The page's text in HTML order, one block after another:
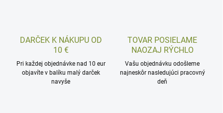
DARČEK K NÁKUPU OD
10 €
Pri každej objednávke nad 10 eur
objavíte v balíku malý darček
navyše
TOVAR POSIELAME
NAOZAJ RÝCHLO
Vašu objednávku odošleme
najneskôr nasledujúci pracovný
deň